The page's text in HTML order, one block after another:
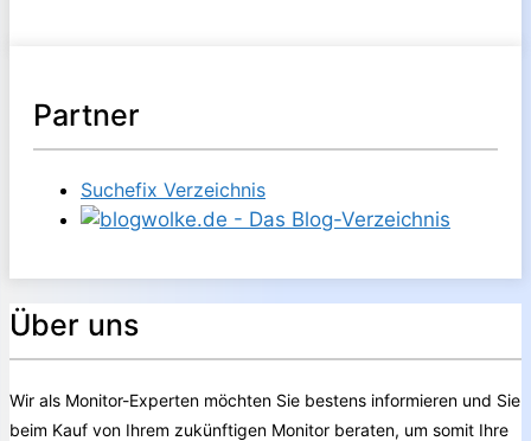
Partner
Suchefix Verzeichnis
Über uns
Wir als Monitor-Experten möchten Sie bestens informieren und Sie
beim Kauf von Ihrem zukünftigen Monitor beraten, um somit Ihre